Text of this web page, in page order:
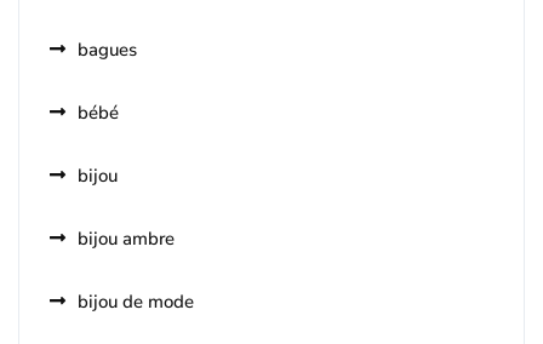
bagues
bébé
bijou
bijou ambre
bijou de mode